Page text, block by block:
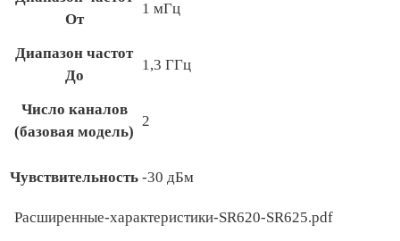
От
1 мГц
Диапазон частот
До
1,3 ГГц
Число каналов
(базовая модель)
2
Чувствительность -30 дБм
Расширенные-характеристики-SR620-SR625.pdf